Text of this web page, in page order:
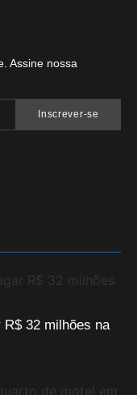
Assine nossa
Inscrever-se
R$ 32 milhões na